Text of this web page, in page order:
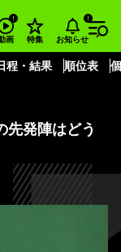
画 特集 お知らせ
程・結果 順位表
シリーズ
？
発陣はどう